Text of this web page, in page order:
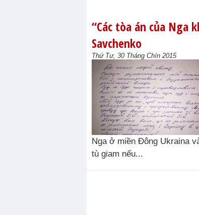
“Các tòa án của Nga
Savchenko
Thứ Tư, 30 Tháng Chín 2015
Nga ở miền Đông Ukraina
tù giam nếu...